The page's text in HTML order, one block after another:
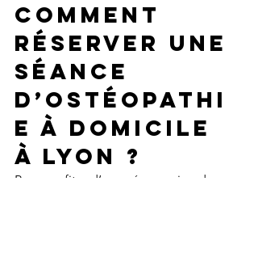
Comment
réserver une
séance
d’ostéopathi
e à domicile
à Lyon ?
Pour profiter d’une séance, rien de